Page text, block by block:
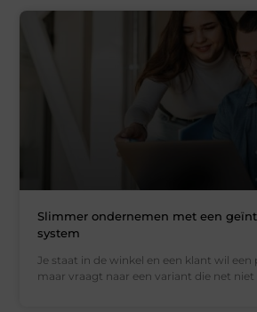
Slimmer ondernemen met een
system
Je staat in de winkel en een klant wil een
maar vraagt naar een variant die net niet